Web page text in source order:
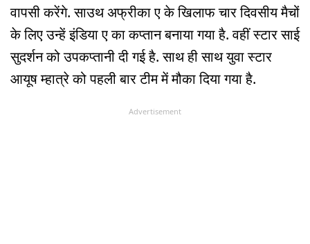
वापसी करेंगे. साउथ अफ्रीका ए के खिलाफ चार दिवसीय मैचों
के लिए उन्हें इंडिया ए का कप्तान बनाया गया है. वहीं स्टार साई
सुदर्शन को उपकप्तानी दी गई है. साथ ही साथ युवा स्टार
आयूष म्हात्रे को पहली बार टीम में मौका दिया गया है.
Advertisement